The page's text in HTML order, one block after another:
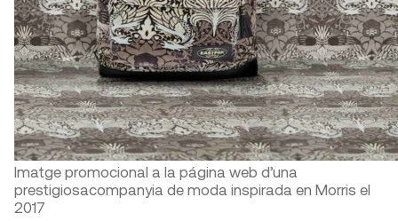
Imatge promocional a la página web d’una
prestigiosacompanyia de moda inspirada en Morris el
2017